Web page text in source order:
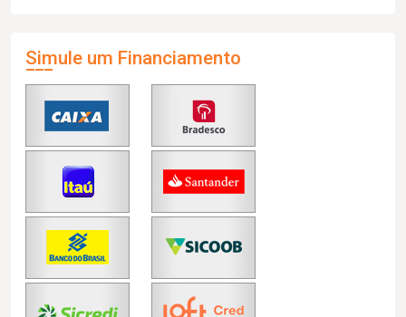
Simule um Financiamento